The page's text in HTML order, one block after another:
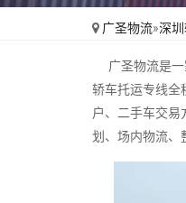
广圣物流»深
广圣物流是一
轿车托运专线全
户、二手车交易
划、场内物流、